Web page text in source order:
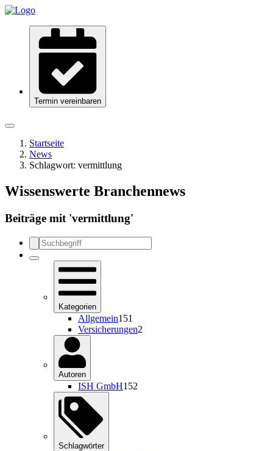
Termin vereinbaren
Startseite
News
Schlagwort: vermittlung
Wissenswerte Branchennews
Beiträge mit 'vermittlung'
Kategorien
Allgemein151
Versicherungen2
Autoren
ISH GmbH152
Schlagwörter